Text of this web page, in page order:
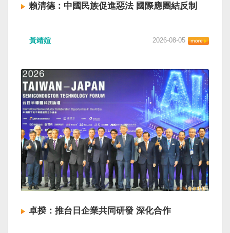
賴清德：中國民族促進惡法 國際應團結反制
黃靖媗 2026-08-05
卓揆：推台日企業共同研發 深化合作